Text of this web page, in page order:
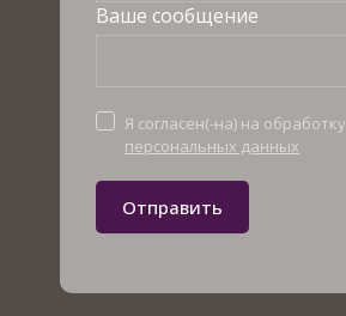
Ваше сообщение
Отправить
Я согласен(-на) на обработку
персональных данных